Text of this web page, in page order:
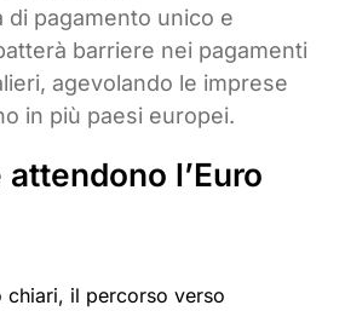
di pagamento unico e
barriere nei pagamenti
agevolando le imprese
in più paesi europei.
l’Euro
chiari, il percorso verso